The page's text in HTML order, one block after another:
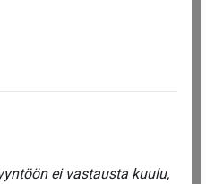
ei vastausta kuulu,